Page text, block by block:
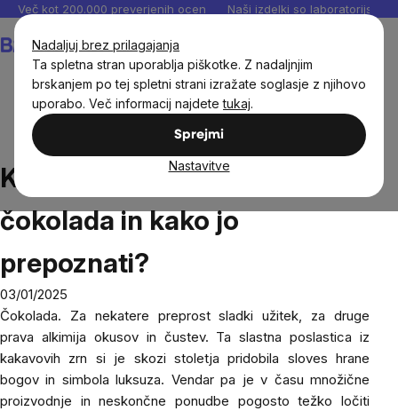
Nadaljuj brez prilagajanja
Ta spletna stran uporablja piškotke. Z nadaljnjim
brskanjem po tej spletni strani izražate soglasje z njihovo
uporabo. Več informacij najdetetukaj.
Sprejmi
Nastavitve
Preskoči
vsebino
Več kot 200.000 preverjenih ocen Naši izdelki so laboratorijsko
Kaj ponuja kakovostna čokolada in kako jo
prepoznati?
Kaj ponuja kakovostna
čokolada in kako jo
prepoznati?
03/01/2025
Čokolada. Za nekatere preprost sladki užitek, za druge
prava alkimija okusov in čustev. Ta slastna poslastica iz
kakavovih zrn si je skozi stoletja pridobila sloves hrane
bogov in simbola luksuza. Vendar pa je v času množične
proizvodnje in neskončne ponudbe pogosto težko ločiti